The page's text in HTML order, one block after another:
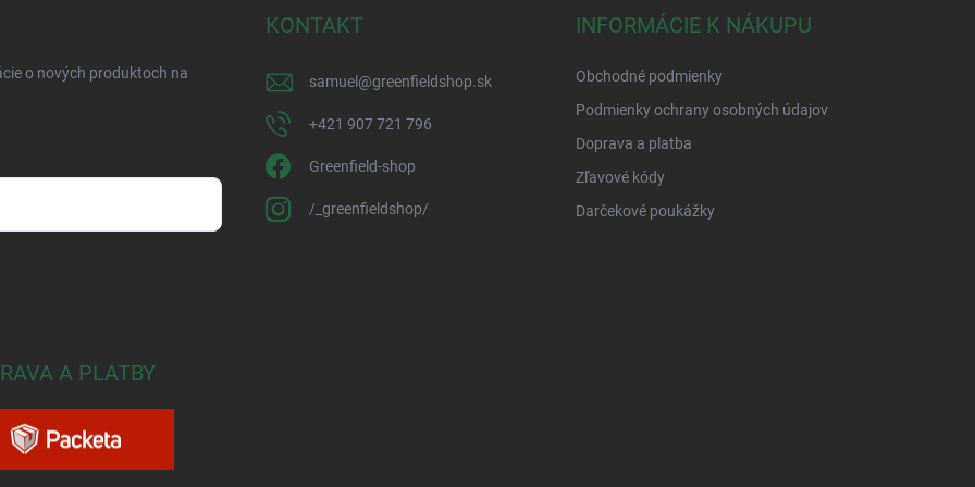
o nových produktoch na
KONTAKT
samuel @greenfieldshop.sk
+421 907 721 796
Greenfield-shop
/_greenfieldshop/
INFORMÁCIE K NÁKUPU
Obchodné podmienky
Podmienky ochrany osobných údajov
Doprava a platba
Zľavové kódy
Darčekové poukážky
A PLATBY